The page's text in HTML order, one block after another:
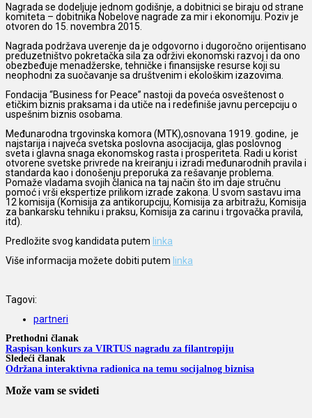
Nagrada se dodeljuje jednom godišnje, a dobitnici se biraju od strane
komiteta – dobitnika Nobelove nagrade za mir i ekonomiju. Poziv je
otvoren do 15. novembra 2015.
Nagrada podržava uverenje da je odgovorno i dugoročno orijentisano
preduzetništvo pokretačka sila za održivi ekonomski razvoj i da ono
obezbeđuje menadžerske, tehničke i finansijske resurse koji su
neophodni za suočavanje sa društvenim i ekološkim izazovima.
Fondacija “Business for Peace” nastoji da poveća osveštenost o
etičkim biznis praksama i da utiče na i redefiniše javnu percepciju o
uspešnim biznis osobama.
Međunarodna trgovinska komora (MTK),osnovana 1919. godine, je
najstarija i najveća svetska poslovna asocijacija, glas poslovnog
sveta i glavna snaga ekonomskog rasta i prosperiteta. Radi u korist
otvorene svetske privrede na kreiranju i izradi međunarodnih pravila i
standarda kao i donošenju preporuka za rešavanje problema.
Pomaže vladama svojih članica na taj način što im daje stručnu
pomoć i vrši ekspertize prilikom izrade zakona. U svom sastavu ima
12 komisija (Komisija za antikorupciju, Komisija za arbitražu, Komisija
za bankarsku tehniku i praksu, Komisija za carinu i trgovačka pravila,
itd).
Predložite svog kandidata putem linka
Više informacija možete dobiti putem linka
Tagovi:
partneri
Prethodni članak
Raspisan konkurs za VIRTUS nagradu za filantropiju
Sledeći članak
Održana interaktivna radionica na temu socijalnog biznisa
Može vam se svideti